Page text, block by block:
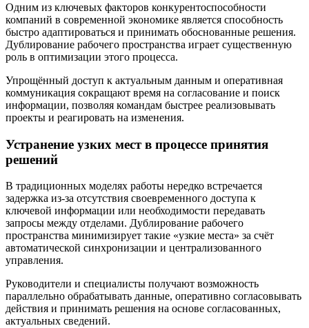
Одним из ключевых факторов конкурентоспособности
компаний в современной экономике является способность
быстро адаптироваться и принимать обоснованные решения.
Дублирование рабочего пространства играет существенную
роль в оптимизации этого процесса.
Упрощённый доступ к актуальным данным и оперативная
коммуникация сокращают время на согласование и поиск
информации, позволяя командам быстрее реализовывать
проекты и реагировать на изменения.
Устранение узких мест в процессе принятия
решений
В традиционных моделях работы нередко встречается
задержка из-за отсутствия своевременного доступа к
ключевой информации или необходимости передавать
запросы между отделами. Дублирование рабочего
пространства минимизирует такие «узкие места» за счёт
автоматической синхронизации и централизованного
управления.
Руководители и специалисты получают возможность
параллельно обрабатывать данные, оперативно согласовывать
действия и принимать решения на основе согласованных,
актуальных сведений.